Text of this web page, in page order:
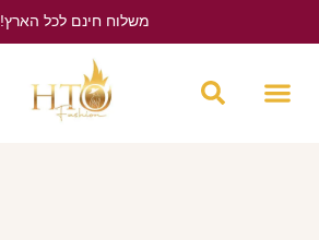
משלוח חינם לכל הארץ!